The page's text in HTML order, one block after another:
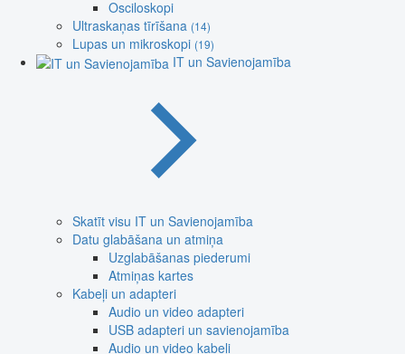
Osciloskopi
Ultraskaņas tīrīšana (14)
Lupas un mikroskopi (19)
IT un Savienojamība
Skatīt visu IT un Savienojamība
Datu glabāšana un atmiņa
Uzglabāšanas piederumi
Atmiņas kartes
Kabeļi un adapteri
Audio un video adapteri
USB adapteri un savienojamība
Audio un video kabeļi